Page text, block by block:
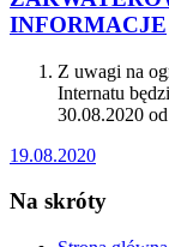
INFORMACJE
Z uwagi na
Internatu
30.08.2020
19.08.2020
Na skróty